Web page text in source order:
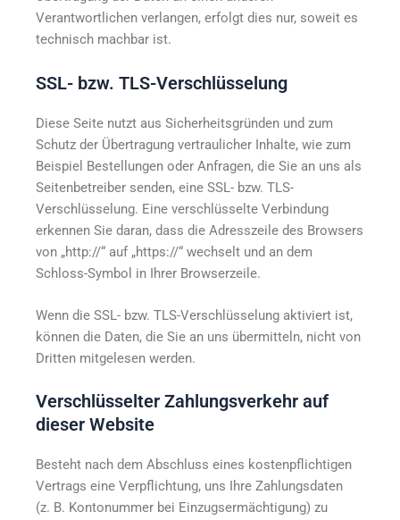
Verantwortlichen verlangen, erfolgt dies nur, soweit es
technisch machbar ist.
SSL- bzw. TLS-Verschlüsselung
Diese Seite nutzt aus Sicherheitsgründen und zum
Schutz der Übertragung vertraulicher Inhalte, wie zum
Beispiel Bestellungen oder Anfragen, die Sie an uns als
Seitenbetreiber senden, eine SSL- bzw. TLS-
Verschlüsselung. Eine verschlüsselte Verbindung
erkennen Sie daran, dass die Adresszeile des Browsers
von „http://“ auf „https://“ wechselt und an dem
Schloss-Symbol in Ihrer Browserzeile.
Wenn die SSL- bzw. TLS-Verschlüsselung aktiviert ist,
können die Daten, die Sie an uns übermitteln, nicht von
Dritten mitgelesen werden.
Verschlüsselter Zahlungsverkehr auf
dieser Website
Besteht nach dem Abschluss eines kostenpflichtigen
Vertrags eine Verpflichtung, uns Ihre Zahlungsdaten
(z. B. Kontonummer bei Einzugsermächtigung) zu